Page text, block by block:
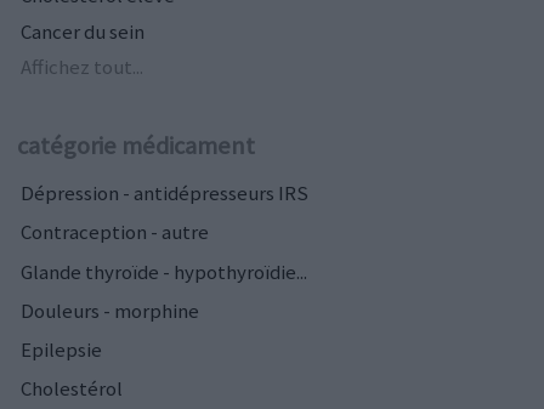
Cancer du sein
Affichez tout...
catégorie médicament
Dépression - antidépresseurs IRS
Contraception - autre
Glande thyroïde - hypothyroïdie...
Douleurs - morphine
Epilepsie
Cholestérol